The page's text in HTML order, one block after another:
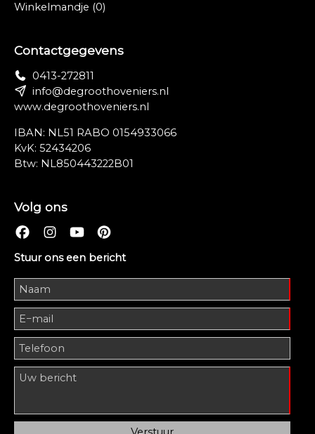
Winkelmandje (0)
Contactgegevens
0413-272811
info@degroothoveniers.nl
www.degroothoveniers.nl
IBAN: NL51 RABO 0154933066
KvK: 52434206
Btw: NL850443222B01
Volg ons
Stuur ons een bericht